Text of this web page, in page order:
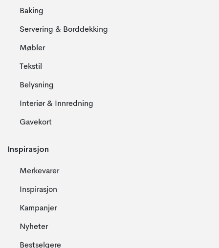
Baking
Servering & Borddekking
Møbler
Tekstil
Belysning
Interiør & Innredning
Gavekort
Inspirasjon
Merkevarer
Inspirasjon
Kampanjer
Nyheter
Bestselgere